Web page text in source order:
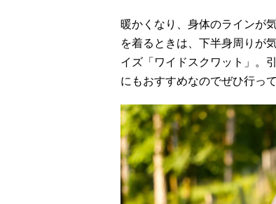
暖かくなり、身体のラインが
を着るときは、下半身周りが
イズ「ワイドスクワット」。
にもおすすめなのでぜひ行っ